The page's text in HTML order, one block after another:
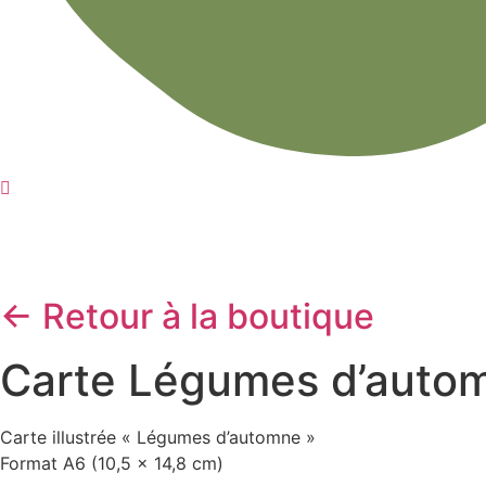
← Retour à la boutique
Carte Légumes
Carte illustrée « Légumes d’automne »
Format A6 (10,5 x 14,8 cm)